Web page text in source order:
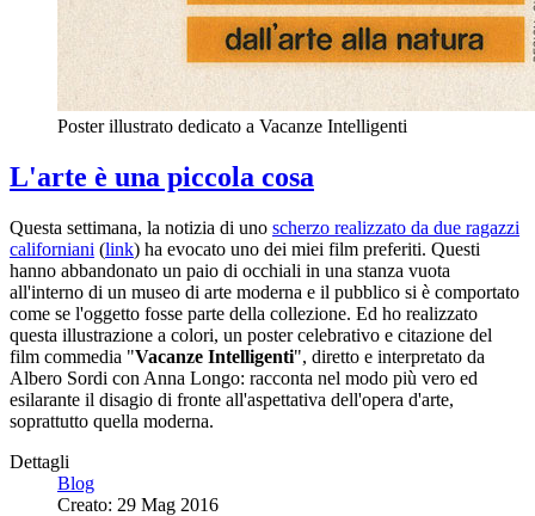
Poster illustrato dedicato a Vacanze Intelligenti
L'arte è una piccola cosa
Questa settimana, la notizia di uno scherzo realizzato da due ragazzi
californiani (link) ha evocato uno dei miei film preferiti. Questi
hanno abbandonato un paio di occhiali in una stanza vuota
all'interno di un museo di arte moderna e il pubblico si è comportato
come se l'oggetto fosse parte della collezione. Ed ho realizzato
questa illustrazione a colori, un poster celebrativo e citazione del
film commedia "Vacanze Intelligenti", diretto e interpretato da
Albero Sordi con Anna Longo: racconta nel modo più vero ed
esilarante il disagio di fronte all'aspettativa dell'opera d'arte,
soprattutto quella moderna.
Dettagli
Blog
Creato: 29 Mag 2016